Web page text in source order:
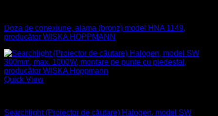
Doza de conexiune, alama (bronz) model HNA 1149,
producător WISKA HOPPMANN
Quick View
Searchlight (Proiector de căutare) Halogen, model SW